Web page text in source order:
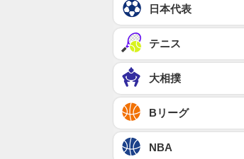
日本代表
テニス
大相撲
Bリーグ
NBA